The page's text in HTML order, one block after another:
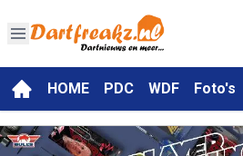
HOME PDC WDF Foto's